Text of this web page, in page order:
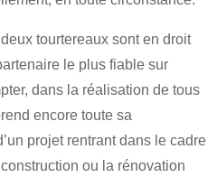
tourtereaux sont en droit
le plus fiable sur
dans la réalisation de tous
encore toute sa
projet rentrant dans le cadre
ou la rénovation